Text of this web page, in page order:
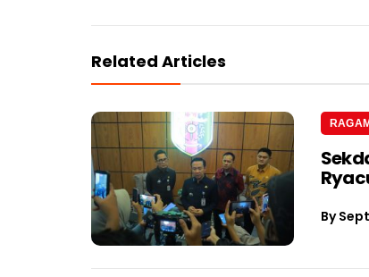
Related Articles
By